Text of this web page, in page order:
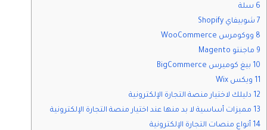
6 سلة
7 شوبيفاي Shopify
8 ووكومرس WooCommerce
9 ماجنتو Magento
10 بيغ كوميرس BigCommerce
11 ويكس Wix
12 دليلك لاختيار منصة التجارة الإلكترونية
13 مميزات أساسية لا بد منها عند اختيار منصة التجارة الإلكترونية
14 أنواع منصات التجارة الإلكترونية